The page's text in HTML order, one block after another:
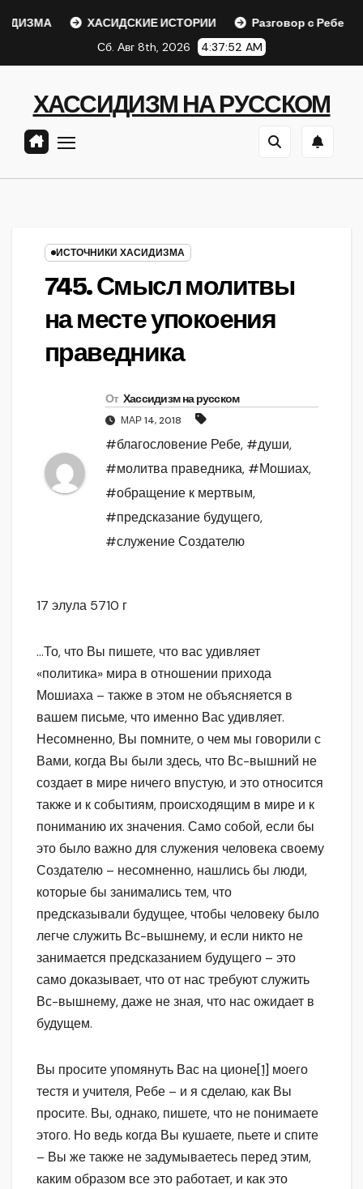
ХАСИДСКИЕ ИСТОРИИ Разговор с Ребе
Сб. Авг 8th, 2026
4:37:52 AM
ХАССИДИЗМ НА РУССКОМ
ИСТОЧНИКИ ХАСИДИЗМА
745. Смысл молитвы
на месте упокоения
праведника
От Хассидизм на русском
МАР 14, 2018
#благословение Ребе, #души,
#молитва праведника, #Мошиах,
#обращение к мертвым,
#предсказание будущего,
#служение Создателю
17 элула 5710 г
…То, что Вы пишете, что вас удивляет
«политика» мира в отношении прихода
Мошиаха – также в этом не объясняется в
вашем письме, что именно Вас удивляет.
Несомненно, Вы помните, о чем мы говорили с
Вами, когда Вы были здесь, что Вс-вышний не
создает в мире ничего впустую, и это относится
также и к событиям, происходящим в мире и к
пониманию их значения. Само собой, если бы
это было важно для служения человека своему
Создателю – несомненно, нашлись бы люди,
которые бы занимались тем, что
предсказывали будущее, чтобы человеку было
легче служить Вс-вышнему, и если никто не
занимается предсказанием будущего – это
само доказывает, что от нас требуют служить
Вс-вышнему, даже не зная, что нас ожидает в
будущем.
Вы просите упомянуть Вас на ционе[1] моего
тестя и учителя, Ребе – и я сделаю, как Вы
просите. Вы, однако, пишете, что не понимаете
этого. Но ведь когда Вы кушаете, пьете и спите
– Вы же также не задумываетесь перед этим,
каким образом все это работает, и как это